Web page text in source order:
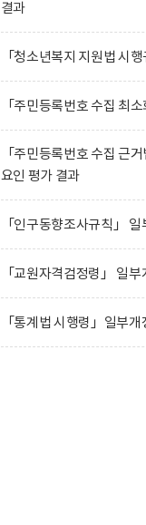
결과
「청소년복지 지원법 시
「주민등록번호 수집 최
「주민등록번호 수집 근
요인 평가 결과
「인구동향조사규칙」
「교원자격검정령」 일
「통계법 시행령」일부